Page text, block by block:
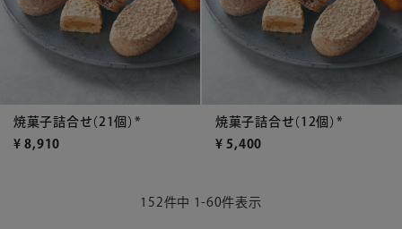
焼菓子詰合せ（21個）*
¥ 8,910
焼菓子詰合せ（12個）*
¥ 5,400
152件中 1-60件表示